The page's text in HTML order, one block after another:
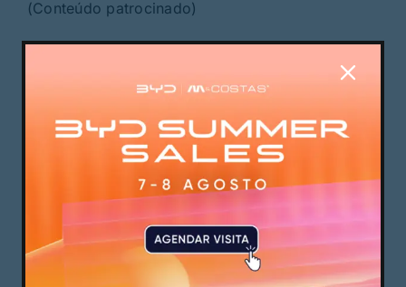
(Conteúdo patrocinado)
PUBLICIDADE